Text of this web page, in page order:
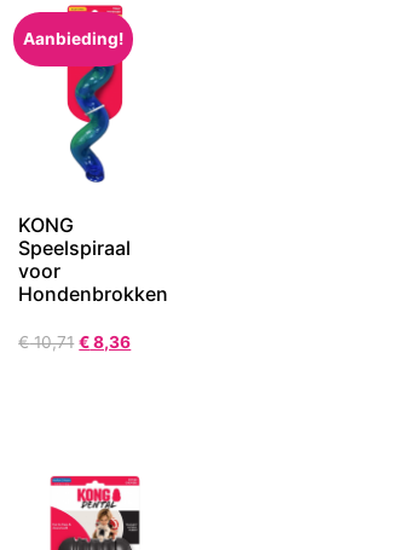
Aanbieding!
KONG
Speelspiraal
voor
Hondenbrokken
€10,71 €8,36